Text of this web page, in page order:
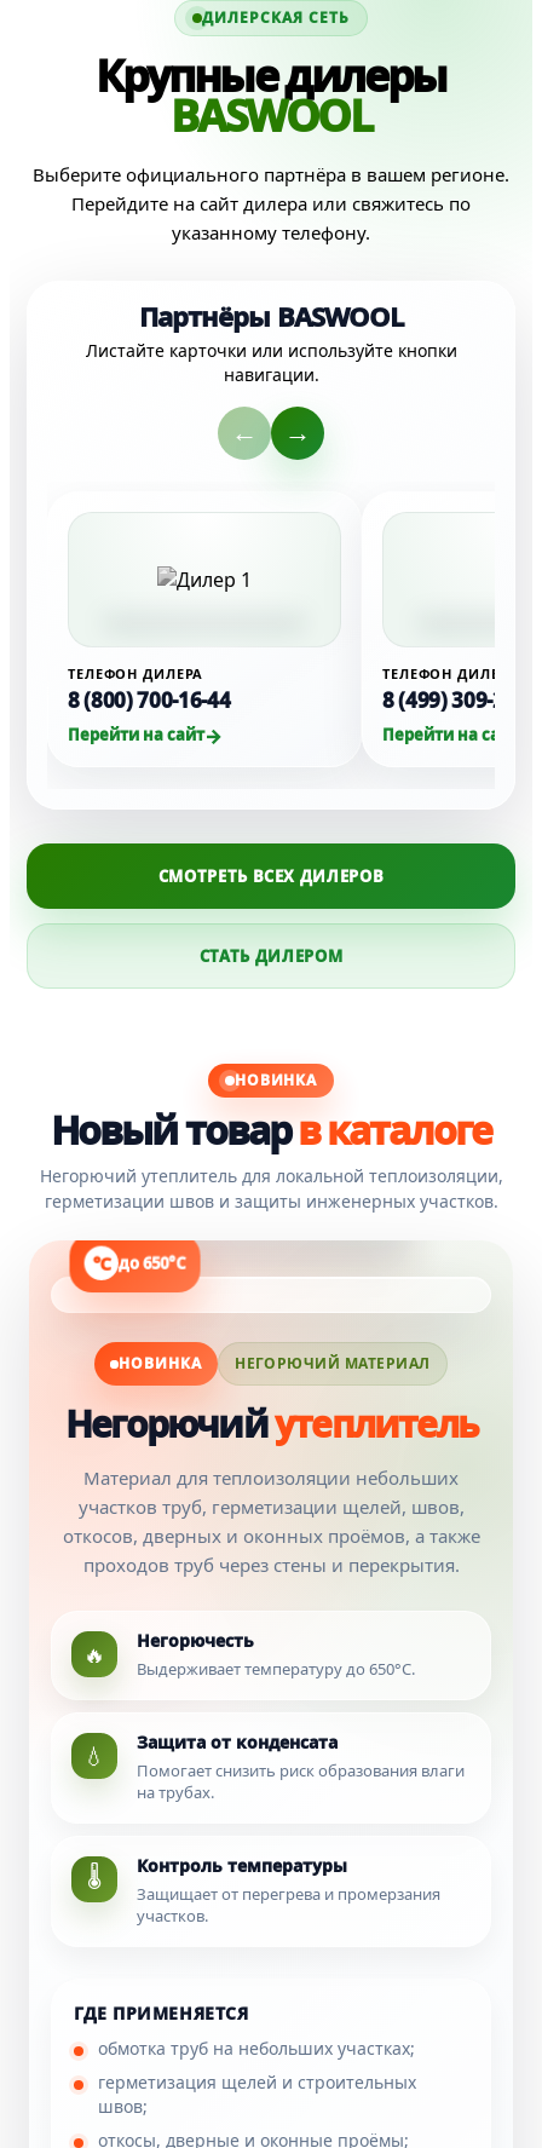
ДИЛЕРСКАЯ СЕТЬ
Крупные дилеры
BASWOOL
Выберите официального партнёра в вашем регионе.
Перейдите на сайт дилера или свяжитесь по
указанному телефону.
Партнёры BASWOOL
Листайте карточки или используйте кнопки
навигации.
← →
ТЕЛЕФОН ДИЛЕРА
8 (800) 700-16-44
Перейти на сайт
ТЕЛЕФОН ДИЛЕРА
8 (499) 309-29-
Перейти на сайт
СМОТРЕТЬ ВСЕХ ДИЛЕРОВ
СТАТЬ ДИЛЕРОМ
НОВИНКА
Новый товарв каталоге
Негорючий утеплитель для локальной теплоизоляции,
герметизации швов и защиты инженерных участков.
до 650°C
НОВИНКА НЕГОРЮЧИЙ МАТЕРИАЛ
Негорючийутеплитель
Материал для теплоизоляции небольших
участков труб, герметизации щелей, швов,
откосов, дверных и оконных проёмов, а также
проходов труб через стены и перекрытия.
🔥 Негорючесть
Выдерживает температуру до 650°C.
💧 Защита от конденсата
Помогает снизить риск образования влаги
на трубах.
🌡️ Контроль температуры
Защищает от перегрева и промерзания
участков.
ГДЕ ПРИМЕНЯЕТСЯ
обмотка труб на небольших участках;
герметизация щелей и строительных
швов;
откосы, дверные и оконные проёмы;